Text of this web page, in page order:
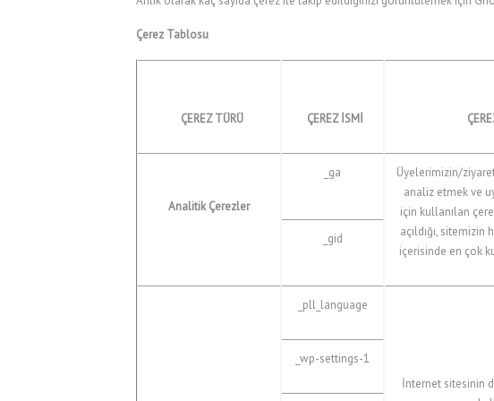
Çerez Tablosu
ÇEREZ TÜRÜ ÇEREZ İSMİ
Analitik Çerezler
_ga
Üyelerimizin/
analiz etmek ve
için kullanılan
açıldığı,
içerisinde en çok
_gid
_pll_language
İnternet sitesinin
_wp-settings-1